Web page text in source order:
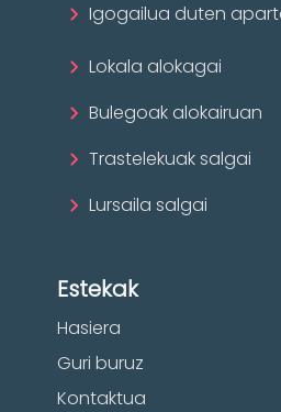
Igogailua duten
Lokala alokagai
Bulegoak alokairuan
Trastelekuak salgai
Lursaila salgai
Estekak
Hasiera
Guri buruz
Kontaktua